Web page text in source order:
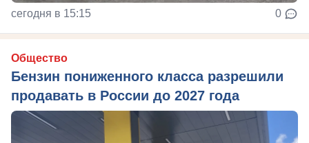
сегодня в 15:15 0
Общество
Бензин пониженного класса разрешили
продавать в России до 2027 года